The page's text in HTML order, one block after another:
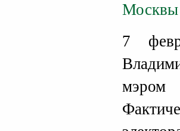
Москвы
7